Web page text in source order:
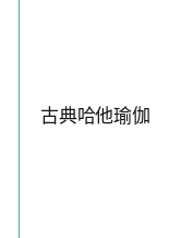
古典哈他瑜伽